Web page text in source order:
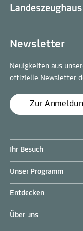
Newsletter
Neuigkeiten aus
offizielle Newsletter
Zur
Ihr Besuch
Unser Programm
Entdecken
Über uns